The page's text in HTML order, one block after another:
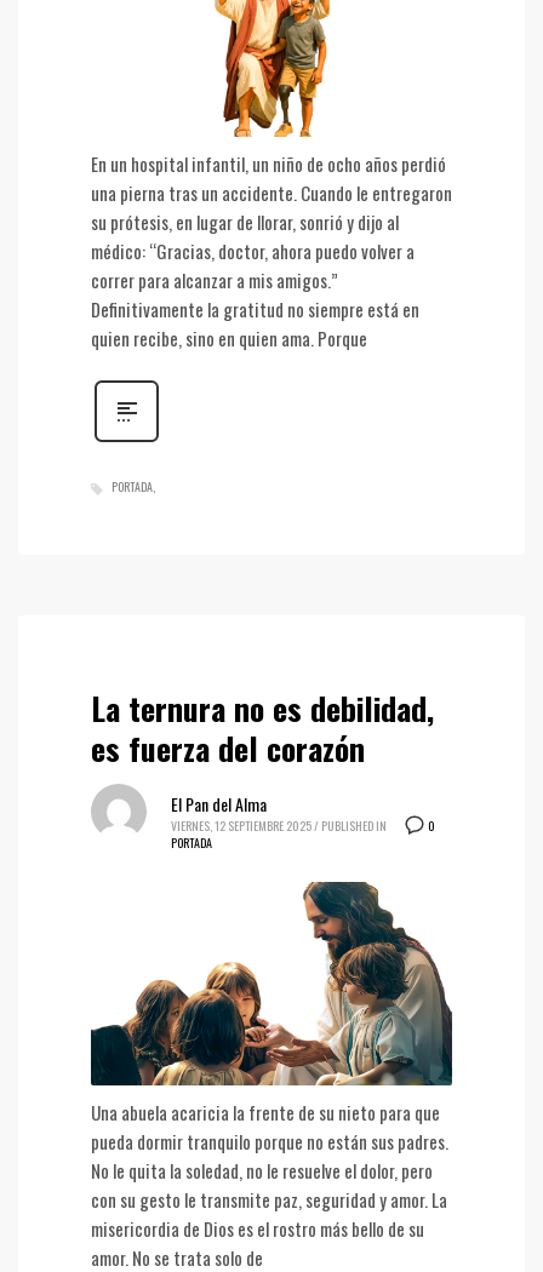
En un hospital infantil, un niño de ocho años perdió
una pierna tras un accidente. Cuando le entregaron
su prótesis, en lugar de llorar, sonrió y dijo al
médico: “Gracias, doctor, ahora puedo volver a
correr para alcanzar a mis amigos.”
Definitivamente la gratitud no siempre está en
quien recibe, sino en quien ama. Porque
PORTADA
La ternura no es debilidad,
es fuerza del corazón
0
El Pan del Alma
VIERNES, 12 SEPTIEMBRE 2025/ PUBLISHED IN
PORTADA
Una abuela acaricia la frente de su nieto para que
pueda dormir tranquilo porque no están sus padres.
No le quita la soledad, no le resuelve el dolor, pero
con su gesto le transmite paz, seguridad y amor. La
misericordia de Dios es el rostro más bello de su
amor. No se trata solo de